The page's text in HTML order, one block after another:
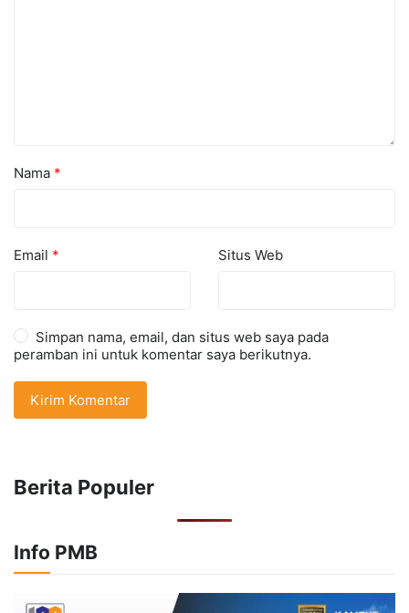
Nama *
Email * Situs Web
Simpan nama, email, dan situs web saya pada
peramban ini untuk komentar saya berikutnya.
Berita Populer
Info PMB